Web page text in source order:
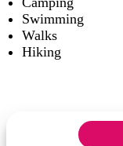
Swimming
Walks
Hiking